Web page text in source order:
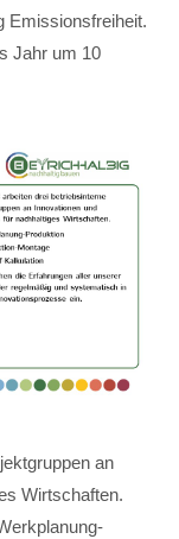
Emissionsfreiheit.
Jahr um 10
an
Wirtschaften.